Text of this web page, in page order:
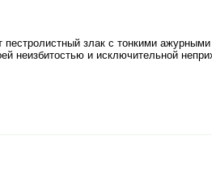
пестролистный злак с тонкими
неизбитостью и исключительной